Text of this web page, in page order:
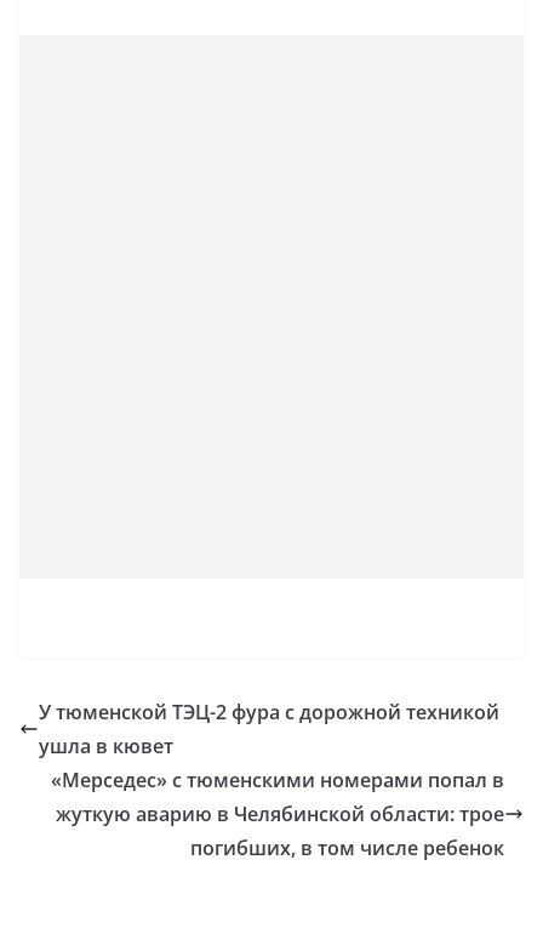
У тюменской ТЭЦ-2 фура с дорожной техникой
ушла в кювет
«Мерседес» с тюменскими номерами попал в
жуткую аварию в Челябинской области: трое
погибших, в том числе ребенок